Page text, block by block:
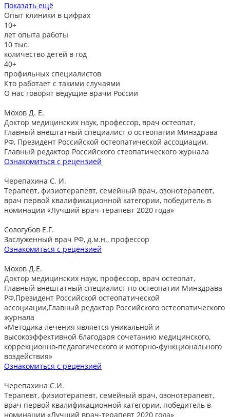
Показать ещё
Опыт клиники в цифрах
10+
лет опыта работы
10 тыс.
количество детей в год
40+
профильных специалистов
Кто работает с такими случаями
О нас говорят ведущие врачи России
Мохов Д. Е.
Доктор медицинских наук, профессор, врач остеопат,
Главный внештатный специалист о остеопатии Минздрава
РФ, Президент Российской остеопатической ассоциации,
Главный редактор Российского стеопатического журнала
Ознакомиться с рецензией
Черепахина С. И.
Терапевт, физиотерапевт, семейный врач, озонотерапевт,
врач первой квалификационной категории, победитель в
номинации «Лучший врач-терапевт 2020 года»
Сологубов Е.Г.
Заслуженный врач РФ, д.м.н., профессор
Ознакомиться с рецензией
Мохов Д.Е.
Доктор медицинских наук, профессор, врач остеопат,
Главный внештатный специалист по остеопатии Минздрава
РФ,Президент Российской остеопатической
ассоциации,Главный редактор Российского остеопатического
журнала
«Методика лечения является уникальной и
высокоэффективной благодаря сочетанию медицинского,
коррекционно-педагогического и моторно-функционального
воздействия»
Ознакомиться с рецензией
Черепахина С.И.
Терапевт, физиотерапевт, семейный врач, озонотерапевт,
врач первой квалификационной категории, победитель в
номинации «Лучший врач-терапевт 2020 года»